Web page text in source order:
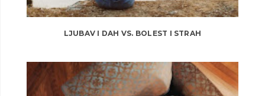
LJUBAV I DAH VS. BOLEST I STRAH